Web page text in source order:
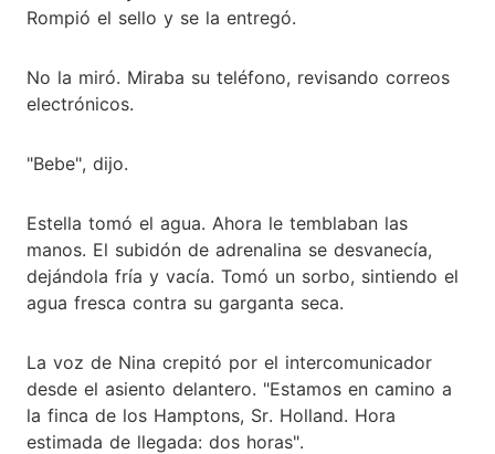
Rompió el sello y se la entregó.
No la miró. Miraba su teléfono, revisando correos
electrónicos.
"Bebe", dijo.
Estella tomó el agua. Ahora le temblaban las
manos. El subidón de adrenalina se desvanecía,
dejándola fría y vacía. Tomó un sorbo, sintiendo el
agua fresca contra su garganta seca.
La voz de Nina crepitó por el intercomunicador
desde el asiento delantero. "Estamos en camino a
la finca de los Hamptons, Sr. Holland. Hora
estimada de llegada: dos horas".